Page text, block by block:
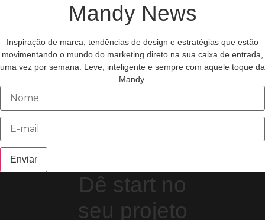
Mandy News
Inspiração de marca, tendências de design e estratégias que estão
movimentando o mundo do marketing direto na sua caixa de entrada,
uma vez por semana. Leve, inteligente e sempre com aquele toque da
Mandy.
Enviar
Dê start no
seu projeto